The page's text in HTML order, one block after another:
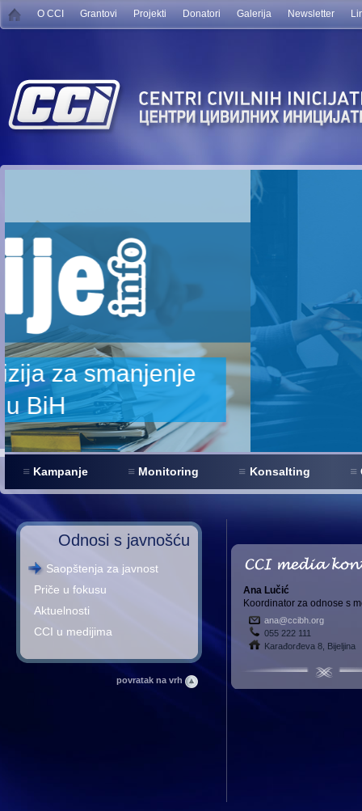
O CCI Grantovi Projekti Donatori Galerija Newsletter
Kampanje Monitoring Konsalting
Odnosi s javnošću
Saopštenja za javnost
Priče u fokusu
Aktuelnosti
CCI u medijima
povratak na vrh
Ana Lučić
Koordinator za odnose s
ana@ccibh.org
055 222 111
Karađorđeva 8, Bijeljina